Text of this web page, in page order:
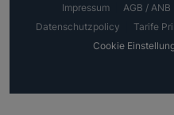
Impressum AGB / ANB
Datenschutzpolicy
Tarife
Cookie